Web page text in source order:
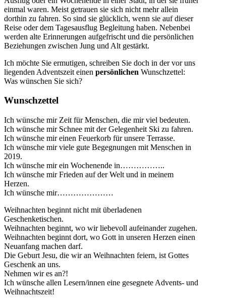
einmal waren. Meist getrauen sie sich nicht mehr allein
dorthin zu fahren. So sind sie glücklich, wenn sie auf dieser
Reise oder dem Tagesausflug Begleitung haben. Nebenbei
werden alte Erinnerungen aufgefrischt und die persönlichen
Beziehungen zwischen Jung und Alt gestärkt.
Ich möchte Sie ermutigen, schreiben Sie doch in der vor uns
liegenden Adventszeit einen persönlichen Wunschzettel:
Was wünschen Sie sich?
Wunschzettel
Ich wünsche mir Zeit für Menschen, die mir viel bedeuten.
Ich wünsche mir Schnee mit der Gelegenheit Ski zu fahren.
Ich wünsche mir einen Feuerkorb für unsere Terrasse.
Ich wünsche mir viele gute Begegnungen mit Menschen in
2019.
Ich wünsche mir ein Wochenende in……………..
Ich wünsche mir Frieden auf der Welt und in meinem
Herzen.
Ich wünsche mir…………………
Weihnachten beginnt nicht mit überladenen
Geschenketischen.
Weihnachten beginnt, wo wir liebevoll aufeinander zugehen.
Weihnachten beginnt dort, wo Gott in unseren Herzen einen
Neuanfang machen darf.
Die Geburt Jesu, die wir an Weihnachten feiern, ist Gottes
Geschenk an uns.
Nehmen wir es an?!
Ich wünsche allen Lesern/innen eine gesegnete Advents- und
Weihnachtszeit!